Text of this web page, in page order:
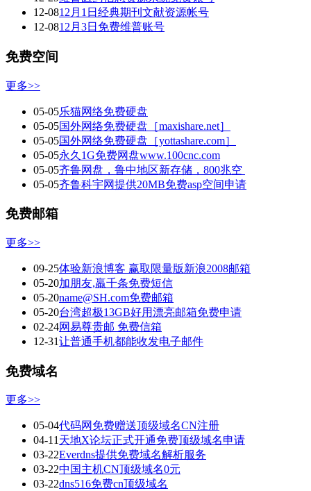
12-0812月1日经典期刊文献资源帐号
12-0812月3日免费维普账号
免费空间
更多>>
05-05乐猫网络免费硬盘
05-05国外网络免费硬盘［maxishare.net］
05-05国外网络免费硬盘［yottashare.com］
05-05永久1G免费网盘www.100cnc.com
05-05齐鲁网盘，鲁中地区新存储，800兆空
05-05齐鲁科宇网提供20MB免费asp空间申请
免费邮箱
更多>>
09-25体验新浪博客 赢取限量版新浪2008邮箱
05-20加朋友,羸千条免费短信
05-20name@SH.com免费邮箱
05-20台湾超极13GB好用漂亮邮箱免费申请
02-24网易尊贵邮 免费信箱
12-31让普通手机都能收发电子邮件
免费域名
更多>>
05-04代码网免费赠送顶级域名CN注册
04-11天地X论坛正式开通免费顶级域名申请
03-22Everdns提供免费域名解析服务
03-22中国主机CN顶级域名0元
03-22dns516免费cn顶级域名